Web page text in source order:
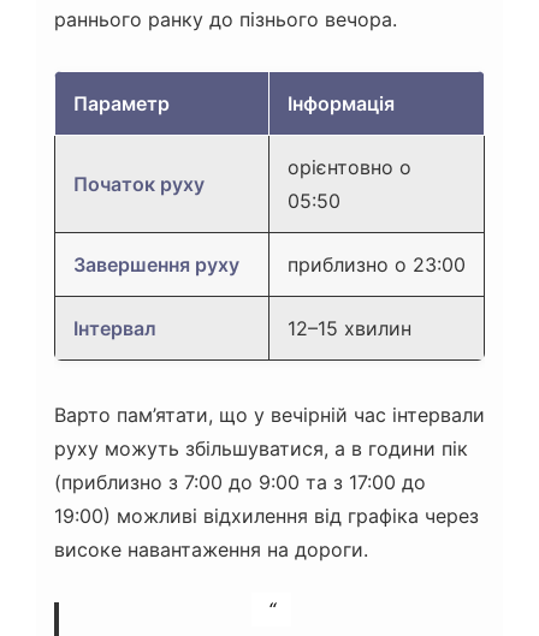
раннього ранку до пізнього вечора.
Параметр Інформація
Початок руху
орієнтовно о
05:50
Завершення руху приблизно о 23:00
Інтервал 12–15 хвилин
Варто пам’ятати, що у вечірній час інтервали
руху можуть збільшуватися, а в години пік
(приблизно з 7:00 до 9:00 та з 17:00 до
19:00) можливі відхилення від графіка через
високе навантаження на дороги.